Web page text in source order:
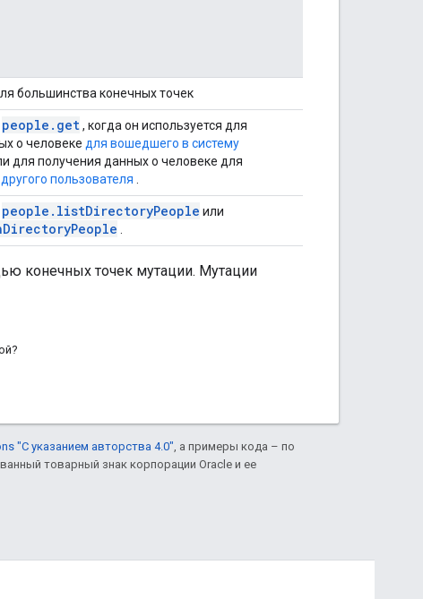
большинства конечных точек
people.get, когда он используется для
о человеке для вошедшего в систему
для получения данных о человеке для
пользователя
people.listDirectoryPeople или
конечных точек мутации. Мутации
"С указанием авторства 4.0" , а примеры кода – по
товарный знак корпорации Oracle и ее